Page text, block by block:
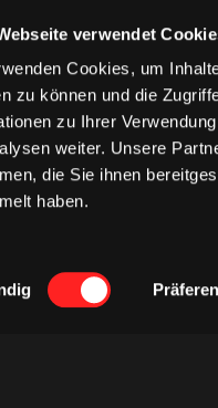
verwendet
Cookies, um
zu können und die
zu Ihrer
weiter. Unsere
die Sie ihnen
haben.
Tageskarten
Dauerkarten
Verkaufsstellen
Vorverkaufstermine
VIP-Tickets & Logen